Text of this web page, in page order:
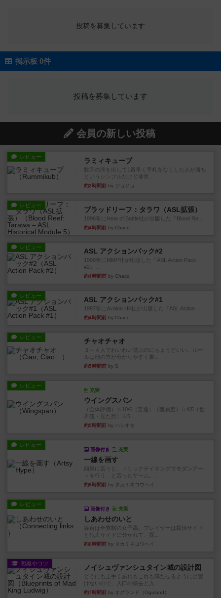
投稿を募集しています
掲示板 0件
投稿を募集しています
会員の新しい投稿
レビュー ラミィキューブ
数字の牌を出して1番早く手札をなくした人が勝ち
というシンプルだけど非常...
約2時間前 by ジョジョ
レビュー
ブラッドリーフ：タラワ（ASL拡張）
1996年にHeat of Battle社が出版した『Blood Re...
約4時間前 by Chaco
レビュー ASL アクションパック#2
1999年にMMP社が出版した『ASL Action Pack
#2』...
約4時間前 by Chaco
レビュー ASL アクションパック#1
1997年にAvalon Hill社が出版した『ASL Action ...
約4時間前 by Chaco
レビュー チャオチャオ
３～４人でわいわい遊ぶのにちょうどいい。ルー
ルは他の方が分かりやすく書...
約5時間前 by S
レビュー
充実
ウイングスパン
（全体評価）☆10/6（普通）（難易度）☆4/5（世
界観・見た目）☆5...
約5時間前 by ハシオキ
レビュー
画像付き 充実
一線を画す
簡単に言うと、トリックテイキングでモダンアー
トを行う、と言ったゲーム。...
約6時間前 by タカミネコウヘイ
レビュー
画像付き 充実
しあわせのいと
舞台は全寮制の女子高。プレイヤーは探偵サイド
と犯人サイドに分かれて、探...
約6時間前 by タカミネコウヘイ
戦略やコツ ノイシュヴァンシュタイン城の設計図
どうにも上手くあれもこれも満たせるようには置
けないので、入口の除去と入...
約7時間前 by オグランド（Oguland）